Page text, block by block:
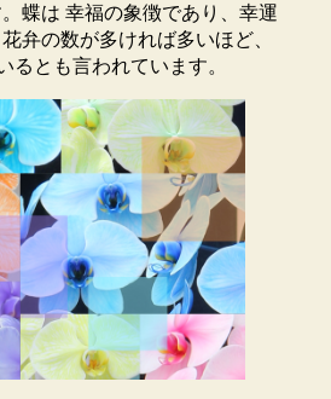
め上げてある松浦園芸オリジナ
で吹き付けてある類似品とお間
ください。
いについて
、特殊な技術で染められた胡蝶
上げていきますので、各株ごと
が異なります。つぼみは染まり
咲いた時には薄い色となりま
いで徐々に色が薄くなる場合が
蝶は 幸福の象徴であり、幸運
弁の数が多ければ多いほど、
るとも言われています。